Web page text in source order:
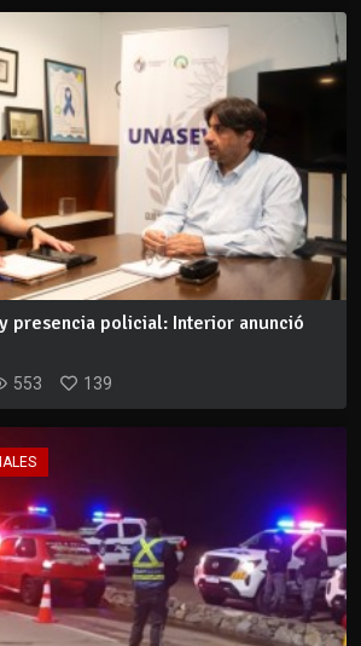
presencia policial: Interior anunció
553 139